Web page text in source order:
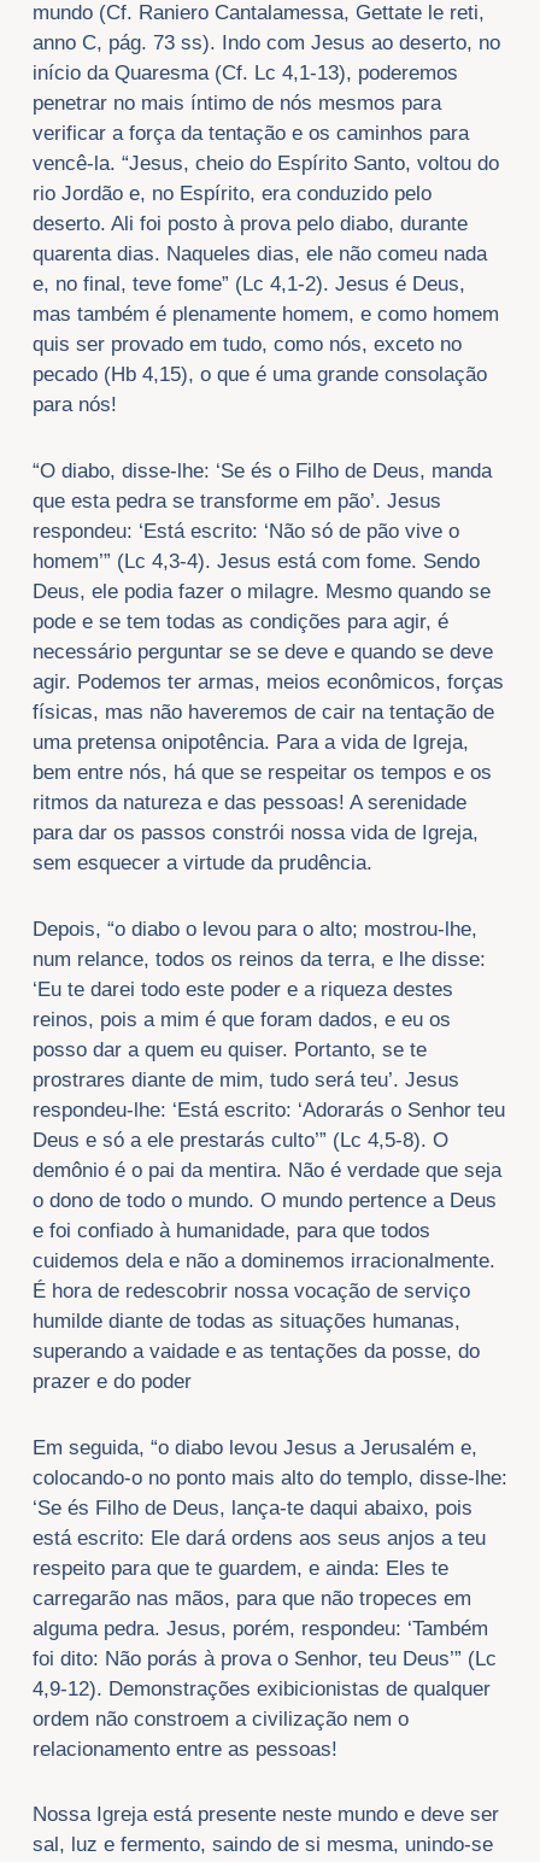
mundo (Cf. Raniero Cantalamessa, Gettate le reti,
anno C, pág. 73 ss). Indo com Jesus ao deserto, no
início da Quaresma (Cf. Lc 4,1-13), poderemos
penetrar no mais íntimo de nós mesmos para
verificar a força da tentação e os caminhos para
vencê-la. “Jesus, cheio do Espírito Santo, voltou do
rio Jordão e, no Espírito, era conduzido pelo
deserto. Ali foi posto à prova pelo diabo, durante
quarenta dias. Naqueles dias, ele não comeu nada
e, no final, teve fome” (Lc 4,1-2). Jesus é Deus,
mas também é plenamente homem, e como homem
quis ser provado em tudo, como nós, exceto no
pecado (Hb 4,15), o que é uma grande consolação
para nós!
“O diabo, disse-lhe: ‘Se és o Filho de Deus, manda
que esta pedra se transforme em pão’. Jesus
respondeu: ‘Está escrito: ‘Não só de pão vive o
homem’” (Lc 4,3-4). Jesus está com fome. Sendo
Deus, ele podia fazer o milagre. Mesmo quando se
pode e se tem todas as condições para agir, é
necessário perguntar se se deve e quando se deve
agir. Podemos ter armas, meios econômicos, forças
físicas, mas não haveremos de cair na tentação de
uma pretensa onipotência. Para a vida de Igreja,
bem entre nós, há que se respeitar os tempos e os
ritmos da natureza e das pessoas! A serenidade
para dar os passos constrói nossa vida de Igreja,
sem esquecer a virtude da prudência.
Depois, “o diabo o levou para o alto; mostrou-lhe,
num relance, todos os reinos da terra, e lhe disse:
‘Eu te darei todo este poder e a riqueza destes
reinos, pois a mim é que foram dados, e eu os
posso dar a quem eu quiser. Portanto, se te
prostrares diante de mim, tudo será teu’. Jesus
respondeu-lhe: ‘Está escrito: ‘Adorarás o Senhor teu
Deus e só a ele prestarás culto’” (Lc 4,5-8). O
demônio é o pai da mentira. Não é verdade que seja
o dono de todo o mundo. O mundo pertence a Deus
e foi confiado à humanidade, para que todos
cuidemos dela e não a dominemos irracionalmente.
É hora de redescobrir nossa vocação de serviço
humilde diante de todas as situações humanas,
superando a vaidade e as tentações da posse, do
prazer e do poder
Em seguida, “o diabo levou Jesus a Jerusalém e,
colocando-o no ponto mais alto do templo, disse-lhe:
‘Se és Filho de Deus, lança-te daqui abaixo, pois
está escrito: Ele dará ordens aos seus anjos a teu
respeito para que te guardem, e ainda: Eles te
carregarão nas mãos, para que não tropeces em
alguma pedra. Jesus, porém, respondeu: ‘Também
foi dito: Não porás à prova o Senhor, teu Deus’” (Lc
4,9-12). Demonstrações exibicionistas de qualquer
ordem não constroem a civilização nem o
relacionamento entre as pessoas!
Nossa Igreja está presente neste mundo e deve ser
sal, luz e fermento, saindo de si mesma, unindo-se